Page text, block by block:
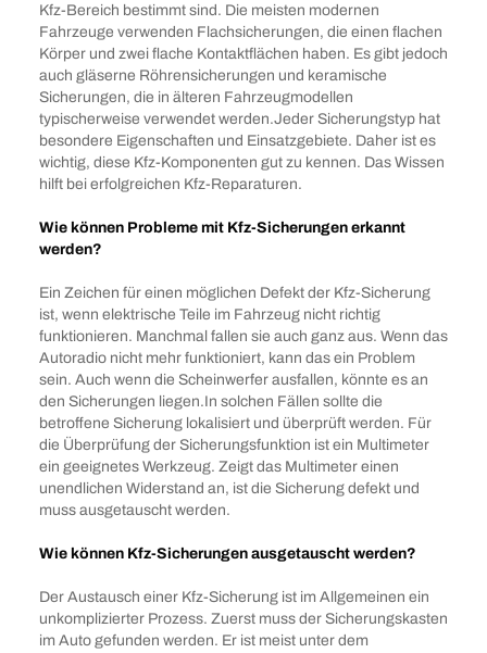
Kfz-Bereich bestimmt sind. Die meisten modernen
Fahrzeuge verwenden Flachsicherungen, die einen flachen
Körper und zwei flache Kontaktflächen haben. Es gibt jedoch
auch gläserne Röhrensicherungen und keramische
Sicherungen, die in älteren Fahrzeugmodellen
typischerweise verwendet werden.Jeder Sicherungstyp hat
besondere Eigenschaften und Einsatzgebiete. Daher ist es
wichtig, diese Kfz-Komponenten gut zu kennen. Das Wissen
hilft bei erfolgreichen Kfz-Reparaturen.
Wie können Probleme mit Kfz-Sicherungen erkannt
werden?
Ein Zeichen für einen möglichen Defekt der Kfz-Sicherung
ist, wenn elektrische Teile im Fahrzeug nicht richtig
funktionieren. Manchmal fallen sie auch ganz aus. Wenn das
Autoradio nicht mehr funktioniert, kann das ein Problem
sein. Auch wenn die Scheinwerfer ausfallen, könnte es an
den Sicherungen liegen.In solchen Fällen sollte die
betroffene Sicherung lokalisiert und überprüft werden. Für
die Überprüfung der Sicherungsfunktion ist ein Multimeter
ein geeignetes Werkzeug. Zeigt das Multimeter einen
unendlichen Widerstand an, ist die Sicherung defekt und
muss ausgetauscht werden.
Wie können Kfz-Sicherungen ausgetauscht werden?
Der Austausch einer Kfz-Sicherung ist im Allgemeinen ein
unkomplizierter Prozess. Zuerst muss der Sicherungskasten
im Auto gefunden werden. Er ist meist unter dem